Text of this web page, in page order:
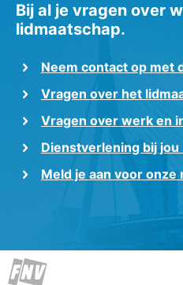
Bij al je vragen over
lidmaatschap.
Neem contact op met
Vragen over het
Vragen over werk en
Dienstverlening bij
Meld je aan voor